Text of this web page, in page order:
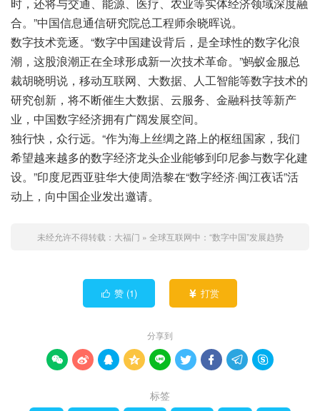
时，还将与交通、能源、医疗、农业等实体经济领域深度融
合。”中国信息通信研究院总工程师余晓晖说。
数字技术竞逐。“数字中国建设背后，是全球性的数字化浪
潮，这股浪潮正在全球形成新一次技术革命。”蚂蚁金服总
裁胡晓明说，移动互联网、大数据、人工智能等数字技术的
研究创新，将不断催生大数据、云服务、金融科技等新产
业，中国数字经济拥有广阔发展空间。
独行快，众行远。“作为海上丝绸之路上的枢纽国家，我们
希望越来越多的数字经济龙头企业能够到印尼参与数字化建
设。”印度尼西亚驻华大使周浩黎在“数字经济·闽江夜话”活
动上，向中国企业发出邀请。
未经允许不得转载： 大福门 » 全球互联网中：“数字中国”发展趋势
 赞 (1)  打赏
分享到
        
标签